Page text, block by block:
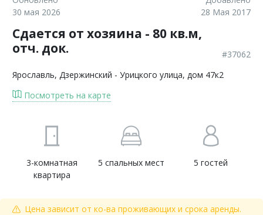
30 мая 2026
28 Мая 2017
Сдается от хозяина - 80 кв.м,
отч. док.
#37062
Ярославль, Дзержинский - Урицкого улица, дом 47к2
Посмотреть на карте
3-комнатная
квартира
5 спальных мест 5 гостей
Цена зависит от ко-ва проживающих и срока аренды.